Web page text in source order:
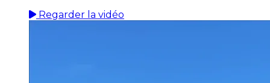
Regarder la vidéo